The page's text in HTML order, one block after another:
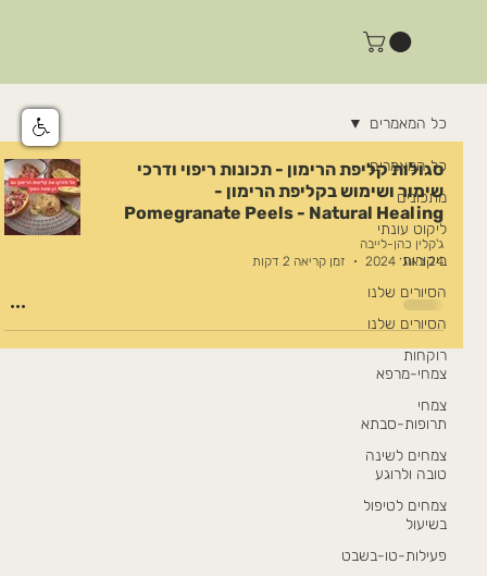
כל המאמרים
מתכונים
ליקוט עונתי
ביקורות
הסיורים שלנו
הסיורים שלנו
רוקחות
צמחי-מרפא
צמחי
תרופות-סבתא
צמחים לשינה
טובה ולרוגע
צמחים לטיפול
בשיעול
פעילות-טו-בשבט
כל המאמרים
סגולות קליפת הרימון - תכונות ריפוי ודרכי
שימור ושימוש בקליפת הרימון -
Pomegranate Peels - Natural Healing
ג'קלין כהן-לייבה
24 באוג׳ 2024
זמן קריאה 2 דקות